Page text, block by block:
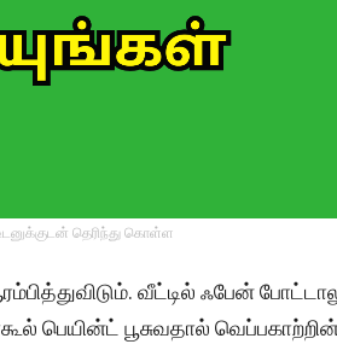
தெரிந்து கொள்ள
வீட்டில் ஃபேன்
பெயின்ட் பூசுவதால்